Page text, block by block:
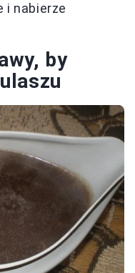
i nabierze
by